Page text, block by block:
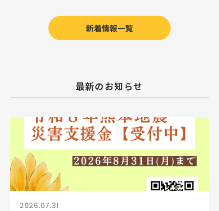
新着情報一覧
最新のお知らせ
2026.07.31